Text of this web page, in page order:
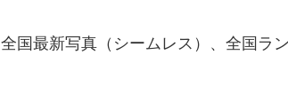
全国最新写真（シームレス）、全国ラ